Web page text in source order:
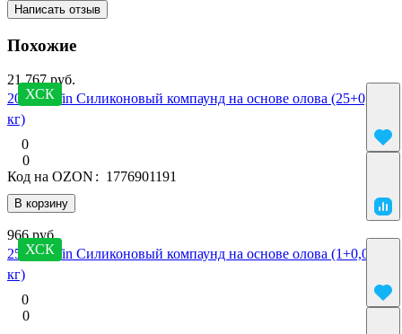
Написать отзыв
Похожие
ХСК
21 767 руб.
20 SilcoTin Силиконовый компаунд на основе олова (25+0,5
кг)
0
0
В корзину
Код на OZON : 1776901191
ХСК
966 руб.
25 SilcoTin Силиконовый компаунд на основе олова (1+0,02
кг)
0
0